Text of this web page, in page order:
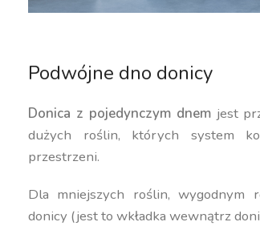
Podwójne dno donicy
Donica z pojedynczym dnemjest
dużych roślin, których system
przestrzeni.
Dla mniejszych roślin, wygodnym
donicy (jest to wkładka wewnątrz